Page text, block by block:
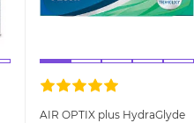
AIR OPTIX plus HydraGlyde